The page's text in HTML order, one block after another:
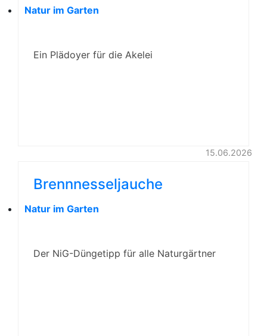
Natur im Garten
Ein Plädoyer für die Akelei
15.06.2026
Brennnesseljauche
Natur im Garten
Der NiG-Düngetipp für alle Naturgärtner